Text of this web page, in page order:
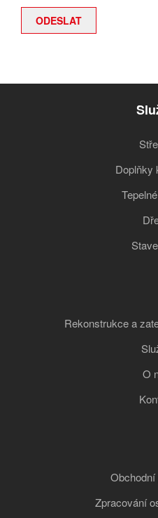
Doplňky
Rekonstrukce a
O
Zpracování